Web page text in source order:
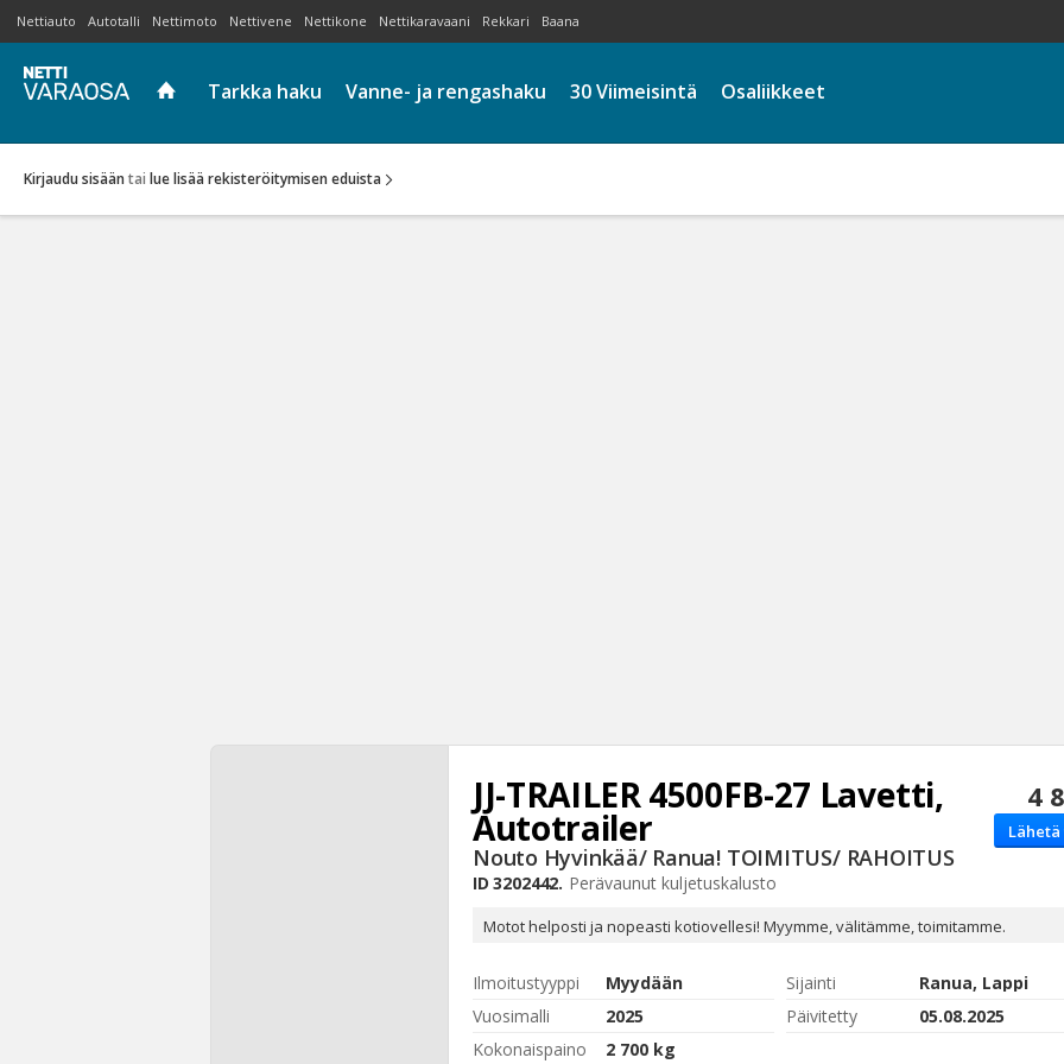
Nettiauto Autotalli Nettimoto Nettivene Nettikone Nettikaravaani Rekkari Baana
Tarkka haku Vanne- ja rengashaku 30 Viimeisintä Osaliikkeet
Kirjaudu sisään tai lue lisää rekisteröitymisen eduista
4
JJ-TRAILER4500FB-27 Lavetti,
Autotrailer
Nouto Hyvinkää/ Ranua! TOIMITUS/ RAHOITUS
ID3202442. Perävaunutkuljetuskalusto
Motot helposti ja nopeasti kotiovellesi! Myymme, välitämme, toimitamme.
Ilmoitustyyppi Myydään Sijainti
Ranua, Lappi
Vuosimalli
2025 Päivitetty
05.08.2025
Kokonaispaino
2 700 kg